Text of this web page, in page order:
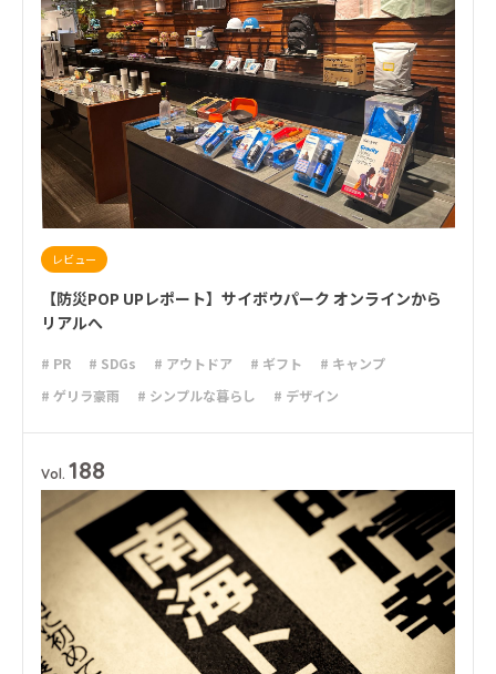
レビュー
【防災POP UPレポート】サイボウパーク オンラインから
リアルへ
# PR # SDGs # アウトドア # ギフト
# キャンプ
# ゲリラ豪雨
# シンプルな暮らし
# デザイン
# 大雪
# 新商品
# 防災グッズ
# 防災備蓄 # 非常食
Vol. 188